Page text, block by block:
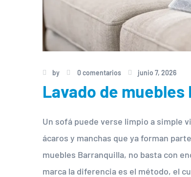
by 0 comentarios junio 7, 2026
Lavado de
Un sofá puede verse limpio a simple
ácaros y manchas que ya forman
muebles Barranquilla, no basta con
marca la diferencia es el método, el